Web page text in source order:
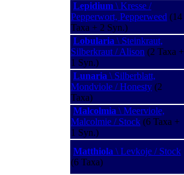
Lepidium \ Kresse /
Pepperwort, Pepperweed (14
Taxa + 2 Syn.)
Lobularia \ Steinkraut,
Silberkraut / Alison (2 Taxa +
1 Syn.)
Lunaria \ Silberblatt,
Mondviole / Honesty (2
Taxa)
Malcolmia \ Meerviole,
Malcolmie / Stock (6 Taxa +
1 Syn.)
Matthiola \ Levkoje / Stock
(6 Taxa)